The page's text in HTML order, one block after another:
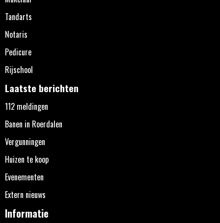
Tandarts
Notaris
Pedicure
Rijschool
Laatste berichten
112 meldingen
Banen in Roerdalen
Vergunningen
Huizen te koop
Evenementen
Extern nieuws
Informatie